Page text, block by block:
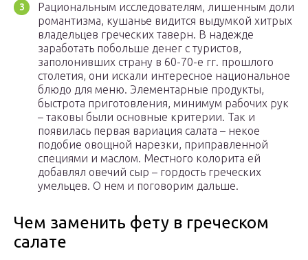
Рациональным исследователям, лишенным доли
романтизма, кушанье видится выдумкой хитрых
владельцев греческих таверн. В надежде
заработать побольше денег с туристов,
заполонивших страну в 60-70-е гг. прошлого
столетия, они искали интересное национальное
блюдо для меню. Элементарные продукты,
быстрота приготовления, минимум рабочих рук
– таковы были основные критерии. Так и
появилась первая вариация салата – некое
подобие овощной нарезки, приправленной
специями и маслом. Местного колорита ей
добавлял овечий сыр – гордость греческих
умельцев. О нем и поговорим дальше.
Чем заменить фету в греческом
салате